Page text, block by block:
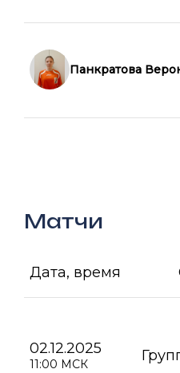
Панкратова
Матчи
Дата, время
02.12.2025
11:00 МСК